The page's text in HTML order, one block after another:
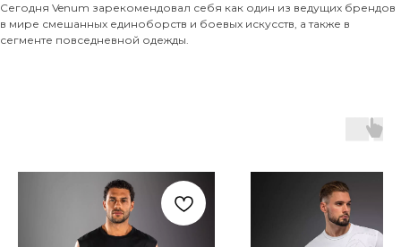
Сегодня Venum зарекомендовал себя как один из ведущих брендов
в мире смешанных единоборств и боевых искусств, а также в
сегменте повседневной одежды.